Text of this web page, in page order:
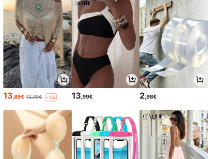
13,85€ 13,99€ -1% 13,99€ 2,98€